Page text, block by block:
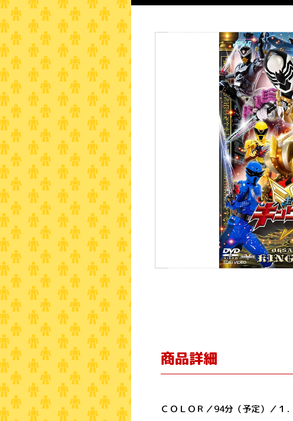
商品詳細
ＣＯＬＯＲ／94分（予定）／